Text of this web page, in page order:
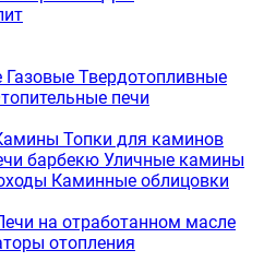
Газовые Твердотопливные
печи
Топки для каминов
барбекю Уличные камины
Каминные облицовки
на отработанном масле
отопления